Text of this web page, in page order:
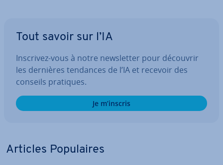
Tout savoir sur l’IA
Inscrivez-vous à notre news­let­ter pour découvrir
les dernières tendances de l’IA et recevoir des
conseils pratiques.
Je m’inscris
Articles Po­pu­laires